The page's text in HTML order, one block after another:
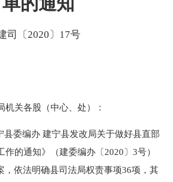
司〔2020〕17号
机关各股（中心、处） ：
县委编办 建宁县发改局关于做好县直部
的通知》（建委编办〔2020〕3号）
，依法明确县司法局权责事项36项，其